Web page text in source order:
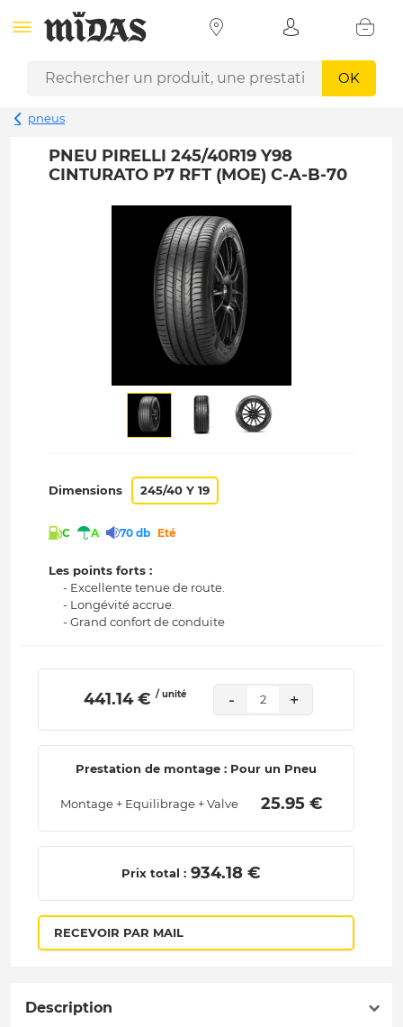
OK
pneus
PNEU PIRELLI 245/40R19 Y98
CINTURATO P7 RFT (MOE) C-A-B-70
Dimensions 245/40 Y 19
C A 70 db Eté
Les points forts :
- Excellente tenue de route.
- Longévité accrue.
- Grand confort de conduite
441.14 € / unité - 2 +
Prestation de montage : Pour un Pneu
Montage + Equilibrage + Valve 25.95 €
Prix total : 934.18 €
RECEVOIR PAR MAIL
Description